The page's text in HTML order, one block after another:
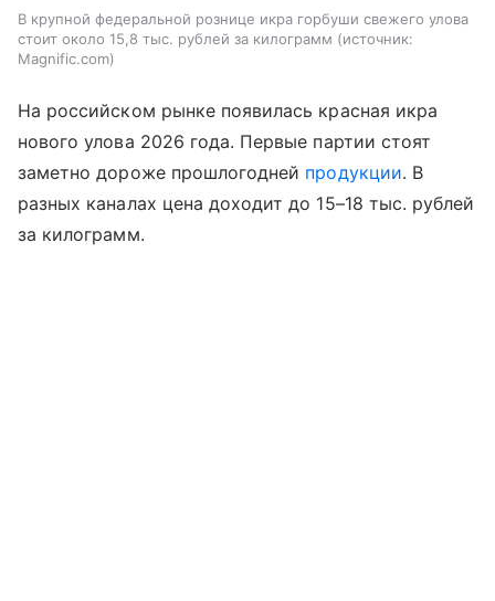
В крупной федеральной рознице икра горбуши свежего улова
стоит около 15,8 тыс. рублей за килограмм
источник:
Magnific.com
На российском рынке появилась красная икра
нового улова 2026 года. Первые партии стоят
заметно дороже прошлогодней продукции. В
разных каналах цена доходит до 15–18 тыс. рублей
за килограмм.